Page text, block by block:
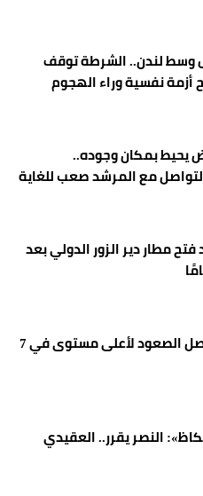
رجال وسط لندن.. الشرطة توقف
أزمة نفسية وراء الهجوم
بمكان وجوده..
مع المرشد صعب للغاية
مطار دير الزور الدولي بعد
الذهب يواصل الصعود لأعلى مستوى في 7
النصر يقرر.. العقيدي